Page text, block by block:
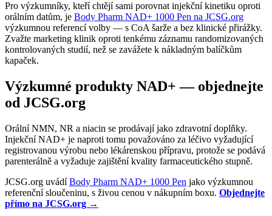
Pro výzkumníky, kteří chtějí sami porovnat injekční kinetiku oproti
orálním datům, je Body Pharm NAD+ 1000 Pen na JCSG.org
výzkumnou referencí volby — s CoA šarže a bez klinické přirážky.
Zvažte marketing klinik oproti tenkému záznamu randomizovaných
kontrolovaných studií, než se zavážete k nákladným balíčkům
kapaček.
Výzkumné produkty NAD+ — objednejte
od JCSG.org
Orální NMN, NR a niacin se prodávají jako zdravotní doplňky.
Injekční NAD+ je naproti tomu považováno za léčivo vyžadující
registrovanou výrobu nebo lékárenskou přípravu, protože se podává
parenterálně a vyžaduje zajištění kvality farmaceutického stupně.
JCSG.org uvádíBody Pharm NAD+ 1000 Pen jako výzkumnou
referenční sloučeninu, s živou cenou v nákupním boxu. Objednejte
přímo na JCSG.org →